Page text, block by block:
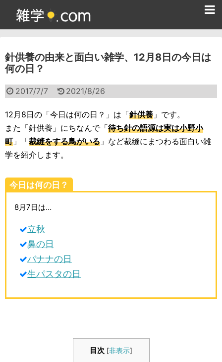
針供養の由来と面白い雑学、12月8日の今日は
何の日？
2017/7/7 2021/8/26
12月8日の「今日は何の日？」は「針供養 」です。
また「針供養」にちなんで「待ち針の語源は実は小野小
町」「裁縫をする鳥がいる 」など裁縫にまつわる面白い雑
学を紹介します。
今日は何の日？
8月7日は…
立秋
鼻の日
バナナの日
生パスタの日
目次 [非表示]
雑学クイズ問題集
面白い雑学
ためになる雑学
スポーツ雑学
動物雑学
歴史雑学
生活雑学
サイト情報